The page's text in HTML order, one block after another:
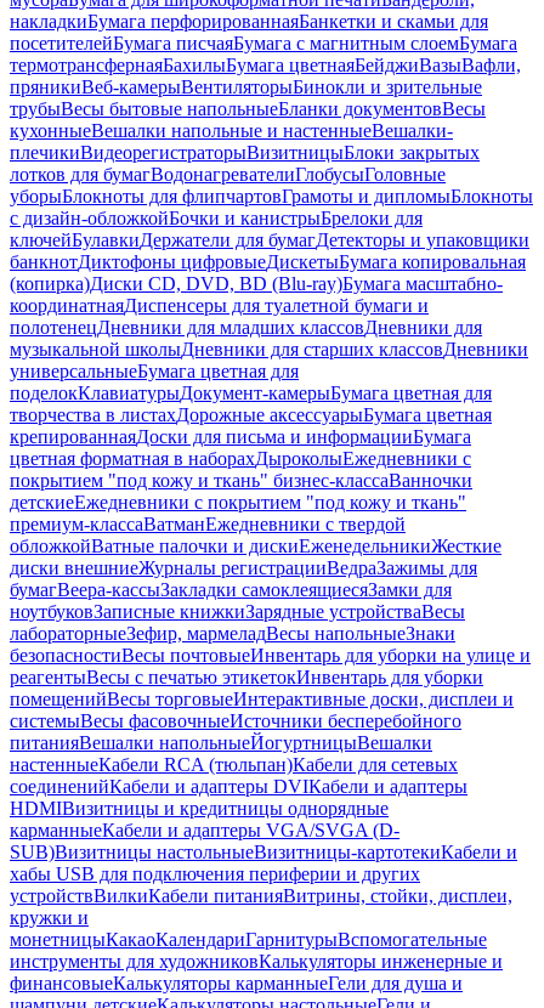
накладкиБумага перфорированнаяБанкетки и скамьи для
посетителейБумага писчаяБумага с магнитным слоемБумага
термотрансфернаяБахилыБумага цветнаяБейджиВазыВафли,
пряникиВеб-камерыВентиляторыБинокли и зрительные
трубыВесы бытовые напольныеБланки документовВесы
кухонныеВешалки напольные и настенныеВешалки-
плечикиВидеорегистраторыВизитницыБлоки закрытых
лотков для бумагВодонагревателиГлобусыГоловные
уборыБлокноты для флипчартовГрамоты и дипломыБлокноты
с дизайн-обложкойБочки и канистрыБрелоки для
ключейБулавкиДержатели для бумагДетекторы и упаковщики
банкнотДиктофоны цифровыеДискетыБумага копировальная
(копирка)Диски CD, DVD, BD (Blu-ray)Бумага масштабно-
координатнаяДиспенсеры для туалетной бумаги и
полотенецДневники для младших классовДневники для
музыкальной школыДневники для старших классовДневники
универсальныеБумага цветная для
поделокКлавиатурыДокумент-камерыБумага цветная для
творчества в листахДорожные аксессуарыБумага цветная
крепированнаяДоски для письма и информацииБумага
цветная форматная в наборахДыроколыЕжедневники с
покрытием "под кожу и ткань" бизнес-классаВанночки
детскиеЕжедневники с покрытием "под кожу и ткань"
премиум-классаВатманЕжедневники с твердой
обложкойВатные палочки и дискиЕженедельникиЖесткие
диски внешниеЖурналы регистрацииВедраЗажимы для
бумагВеера-кассыЗакладки самоклеящиесяЗамки для
ноутбуковЗаписные книжкиЗарядные устройстваВесы
лабораторныеЗефир, мармеладВесы напольныеЗнаки
безопасностиВесы почтовыеИнвентарь для уборки на улице и
реагентыВесы с печатью этикетокИнвентарь для уборки
помещенийВесы торговыеИнтерактивные доски, дисплеи и
системыВесы фасовочныеИсточники бесперебойного
питанияВешалки напольныеЙогуртницыВешалки
настенныеКабели RCA (тюльпан)Кабели для сетевых
соединенийКабели и адаптеры DVIКабели и адаптеры
HDMIВизитницы и кредитницы однорядные
карманныеКабели и адаптеры VGA/SVGA (D-
SUB)Визитницы настольныеВизитницы-картотекиКабели и
хабы USB для подключения периферии и других
устройствВилкиКабели питанияВитрины, стойки, дисплеи,
кружки и
монетницыКакаоКалендариГарнитурыВспомогательные
инструменты для художниковКалькуляторы инженерные и
финансовыеКалькуляторы карманныеГели для душа и